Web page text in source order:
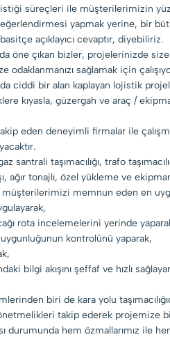
süreçleri ile müşterilerimizin
yapmak yerine, bir
açıklayıcı cevaptır, diyebiliriz.
öne çıkan bizler,
sağlamak için
ciddi bir alan kaplayan lojistik
kıyasla, güzergah ve araç /
eden deneyimli firmalar ile
santrali taşımacılığı, trafo
ağır tonajlı, özel yükleme ve
memnun eden en
rota incelemelerini yerinde
kontrolünü yaparak,
bilgi akışını şeffaf ve hızlı
biri de kara yolu
takip ederek projemize bir
durumunda hem özmallarımız ile